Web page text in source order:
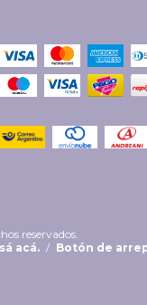
reservados.
acá. / Botón de